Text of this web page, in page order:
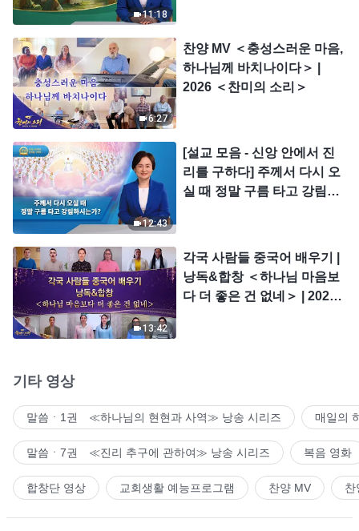
11:18
6:27
찬양 MV ＜충성스러운 마음,
하나님께 바치나이다＞ |
2026 ＜찬미의 소리＞
12:43
[설교 모음 - 신앙 안에서 진
리를 구하다] 주께서 다시 오
실 때 정말 구름 타고 강림하
13:42
각국 사람들 중국어 배우기 |
낭독&합창 ＜하나님 마음보
다 더 좋은 건 없네＞ | 2026
기타 영상
말씀ㆍ1권 ≪하나님의 현현과 사역≫ 낭송 시리즈 매일의
말씀ㆍ7권 ≪진리 추구에 관하여≫ 낭송 시리즈 복음 영화
합창단 영상 교회생활 예능프로그램 찬양 MV 찬